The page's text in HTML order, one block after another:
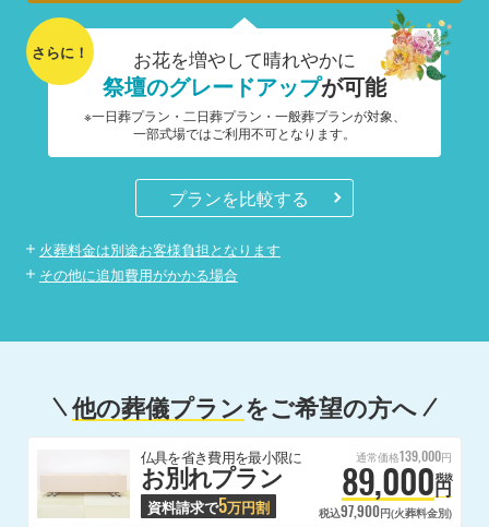
さらに！ お花を増やして晴れやかに
祭壇のグレードアップが可能
※一日葬プラン・二日葬プラン・一般葬プランが対象、
一部式場ではご利用不可となります。
プランを比較する
火葬料金は別途お客様負担となります
その他に追加費用がかかる場合
他の葬儀プランをご希望の方へ
仏具を省き費用を最小限に
お別れプラン
資料請求で5万円割
通常価格139,000円
89,000円
税抜
税込97,900円(火葬料金別)